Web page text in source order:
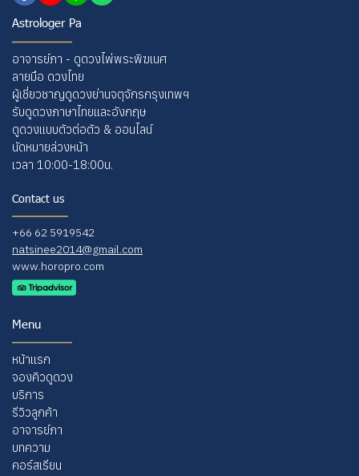
Astrologer Pa
อาจารย์ภา - ดูดวงไพ่พระพิฆเนศ
ลายมือ ดวงไทย
ผู้เชี่ยวชาญดูดวงย่านจตุจักรกรุงเทพฯ
รับดูดวงภาษาไทยและอังกฤษ
ดูดวงแบบตัวต่อตัว & ออนไลน์
นัดหมายล่วงหน้า
เวลา 10:00-18:00น.
Contact us
+66 62 5919542
natsinee2014@gmail.com
www.horopro.com
Menu
หน้าแรก
จองคิวดูดวง
บริการ
รีวิวลูกค้า
อาจารย์ภา
บทความ
คอร์สเรียน